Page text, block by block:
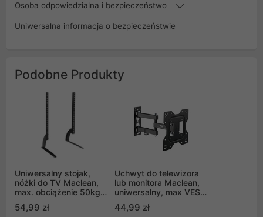
Osoba odpowiedzialna i bezpieczeństwo
Uniwersalna informacja o bezpieczeństwie
Podobne Produkty
Uniwersalny stojak,
nóżki do TV Maclean,
max. obciążenie 50kg,
max. VESA 800x500,
dla TV 32-70", MC-954
54,99 zł
Uchwyt do telewizora
lub monitora Maclean,
uniwersalny, max VESA
200x200, 23-43",
30kg, Czarny, MC-
44,99 zł